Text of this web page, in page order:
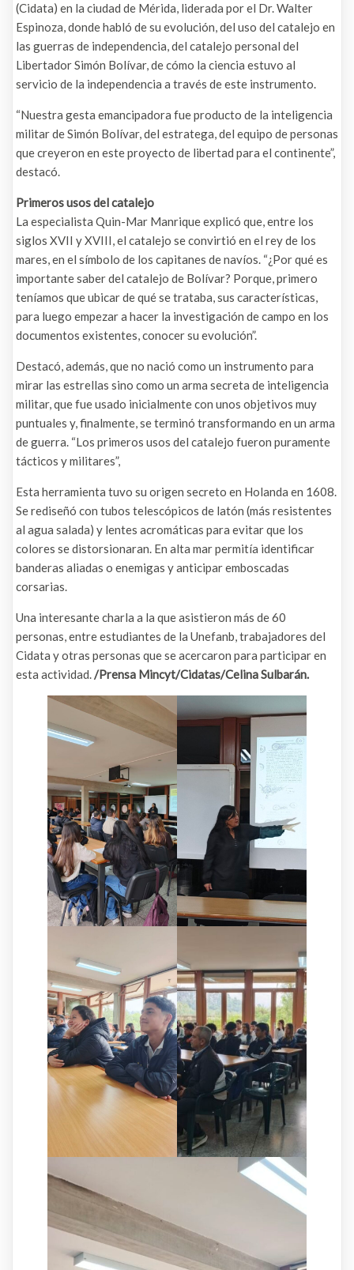
(Cidata) en la ciudad de Mérida, liderada por el Dr. Walter
Espinoza, donde habló de su evolución, del uso del catalejo en
las guerras de independencia, del catalejo personal del
Libertador Simón Bolívar, de cómo la ciencia estuvo al
servicio de la independencia a través de este instrumento.
“Nuestra gesta emancipadora fue producto de la inteligencia
militar de Simón Bolívar, del estratega, del equipo de personas
que creyeron en este proyecto de libertad para el continente”,
destacó.
Primeros usos del catalejo
La especialista Quin-Mar Manrique explicó que, entre los
siglos XVII y XVIII, el catalejo se convirtió en el rey de los
mares, en el símbolo de los capitanes de navíos. “¿Por qué es
importante saber del catalejo de Bolívar? Porque, primero
teníamos que ubicar de qué se trataba, sus características,
para luego empezar a hacer la investigación de campo en los
documentos existentes, conocer su evolución”.
Destacó, además, que no nació como un instrumento para
mirar las estrellas sino como un arma secreta de inteligencia
militar, que fue usado inicialmente con unos objetivos muy
puntuales y, finalmente, se terminó transformando en un arma
de guerra. “Los primeros usos del catalejo fueron puramente
tácticos y militares”,
Esta herramienta tuvo su origen secreto en Holanda en 1608.
Se rediseñó con tubos telescópicos de latón (más resistentes
al agua salada) y lentes acromáticas para evitar que los
colores se distorsionaran. En alta mar permitía identificar
banderas aliadas o enemigas y anticipar emboscadas
corsarias.
Una interesante charla a la que asistieron más de 60
personas, entre estudiantes de la Unefanb, trabajadores del
Cidata y otras personas que se acercaron para participar en
esta actividad./Prensa Mincyt/Cidatas/Celina Sulbarán.